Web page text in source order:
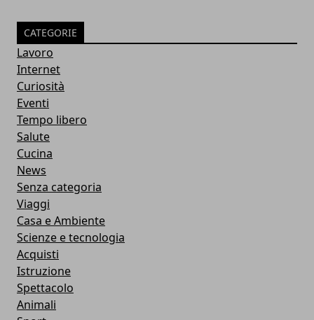
CATEGORIE
Lavoro
Internet
Curiosità
Eventi
Tempo libero
Salute
Cucina
News
Senza categoria
Viaggi
Casa e Ambiente
Scienze e tecnologia
Acquisti
Istruzione
Spettacolo
Animali